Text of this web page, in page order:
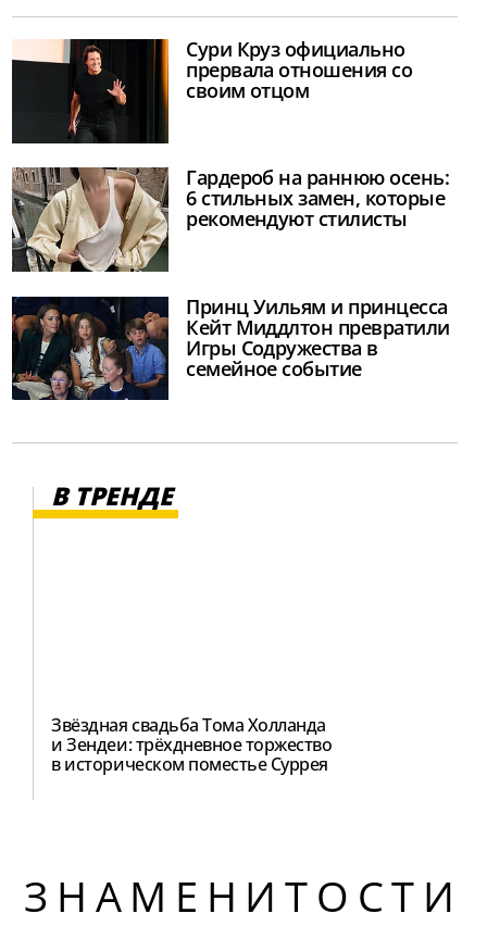
Сури Круз официально
прервала отношения со
своим отцом
Гардероб на раннюю осень:
6 стильных замен, которые
рекомендуют стилисты
Принц Уильям и принцесса
Кейт Миддлтон превратили
Игры Содружества в
семейное событие
В ТРЕНДЕ
Звёздная свадьба Тома Холланда
и Зендеи: трёхдневное торжество
в историческом поместье Суррея
ЗНАМЕНИТОСТИ